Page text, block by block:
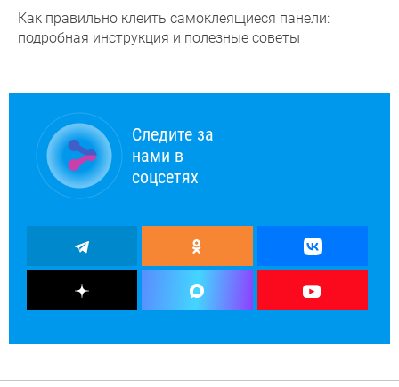
Как правильно клеить самоклеящиеся панели:
подробная инструкция и полезные советы
Следите за
нами в
соцсетях